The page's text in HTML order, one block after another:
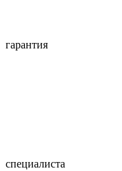
гарантия
специалиста